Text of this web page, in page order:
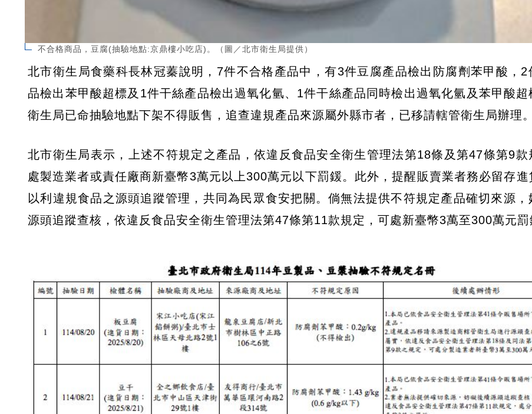
不合格商品，豆腐(抽驗地點:京鼎樓小吃店)。（圖／北市衛生局提供）
北市衛生局食藥科長林冠蓁說明，7件不合格產品中，有3件豆腐產品檢出防腐劑苯甲酸，2
品檢出苯甲酸超標及1件干絲產品檢出過氧化氫、1件干絲產品同時檢出過氧化氫及苯甲酸超
衛生局已命抽驗地點下架不得販售，追查違規產品來源屬外縣市者，已移請轄管衛生局辦理。
北市衛生局表示，上述不符規定之產品，依違反食品安全衛生管理法第18條及第47條第9款
處製造業者或責任廠商新臺幣3萬元以上300萬元以下罰鍰。此外，提醒販賣業者務必留存進
以利違規食品之源頭追蹤管理，共同為民眾食安把關。倘無法提供不符規定產品確切來源，
源頭追蹤查核，依違反食品安全衛生管理法第47條第11款規定，可處新臺幣3萬至300萬元罰